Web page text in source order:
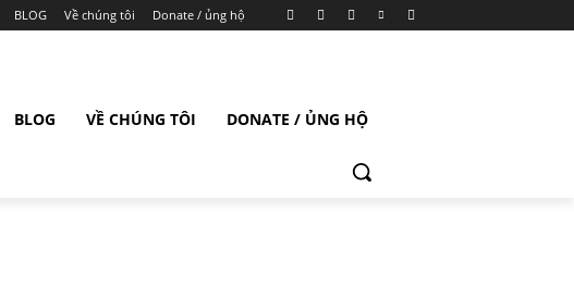
BLOG Về chúng tôi Donate / ủng hộ
BLOG VỀ CHÚNG TÔI DONATE / ỦNG HỘ